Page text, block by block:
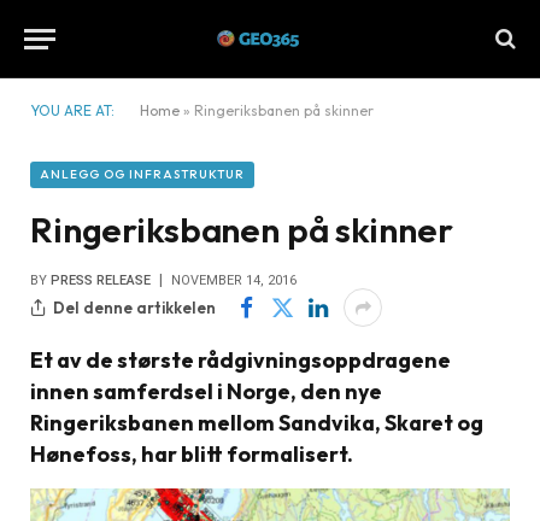
YOU ARE AT: Home » Ringeriksbanen på skinner
ANLEGG OG INFRASTRUKTUR
Ringeriksbanen på skinner
BY PRESS RELEASE NOVEMBER 14, 2016
Del denne artikkelen
Et av de største rådgivningsoppdragene
innen samferdsel i Norge, den nye
Ringeriksbanen mellom Sandvika, Skaret og
Hønefoss, har blitt formalisert.